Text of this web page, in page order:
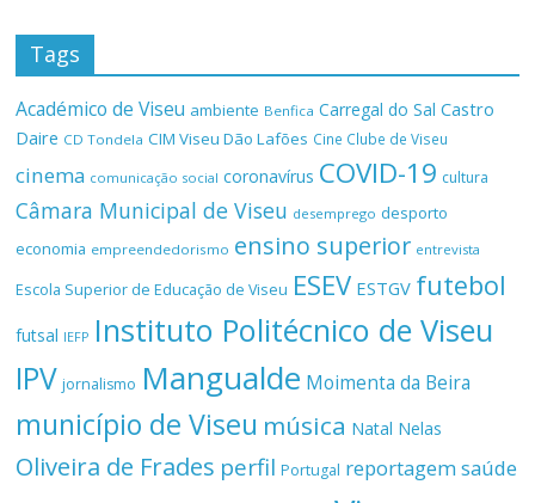
Tags
Académico de Viseu ambiente Benfica Carregal do Sal Castro
Daire CD Tondela CIM Viseu Dão Lafões Cine Clube de Viseu
cinema comunicação social coronavírus COVID-19 cultura
Câmara Municipal de Viseu desemprego desporto
economia empreendedorismo ensino superior entrevista
Escola Superior de Educação de Viseu ESEV ESTGV futebol
futsal IEFP Instituto Politécnico de Viseu
IPV jornalismo Mangualde Moimenta da Beira
município de Viseu música Natal Nelas
Oliveira de Frades perfil Portugal reportagemsaúde